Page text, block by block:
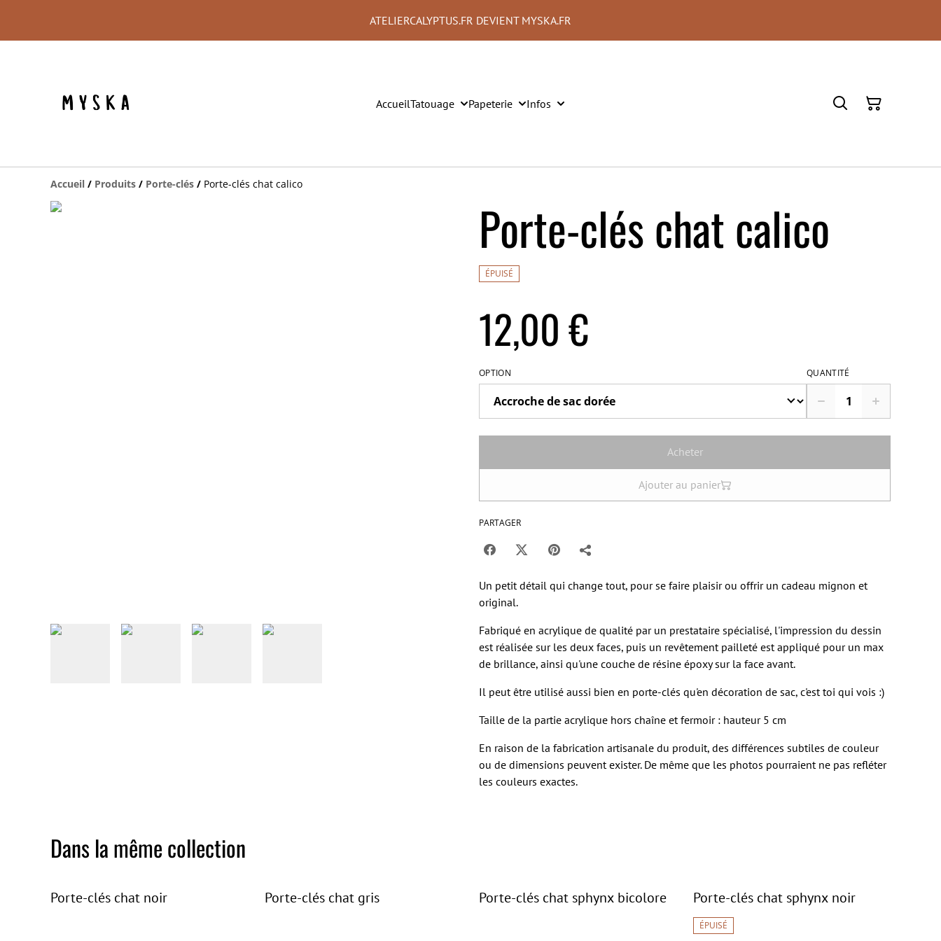
ATELIERCALYPTUS.FR DEVIENT MYSKA.FR
AccueilTatouage Papeterie Infos
Accueil / Produits / Porte-clés / Porte-clés chat calico
Porte-clés chat calico
ÉPUISÉ
12,00 €
OPTION QUANTITÉ
Acheter
Ajouter au panier
PARTAGER
Un petit détail qui change tout, pour se faire plaisir ou offrir un cadeau mignon et
original.
Fabriqué en acrylique de qualité par un prestataire spécialisé, l'impression du dessin
est réalisée sur les deux faces, puis un revêtement pailleté est appliqué pour un max
de brillance, ainsi qu'une couche de résine époxy sur la face avant.
Il peut être utilisé aussi bien en porte-clés qu'en décoration de sac, c'est toi qui vois :)
Taille de la partie acrylique hors chaîne et fermoir : hauteur 5 cm
En raison de la fabrication artisanale du produit, des différences subtiles de couleur
ou de dimensions peuvent exister. De même que les photos pourraient ne pas refléter
les couleurs exactes.
Dans la même collection
Porte-clés chat noir Porte-clés chat gris Porte-clés chat sphynx bicolore Porte-clés chat sphynx noir
ÉPUISÉ